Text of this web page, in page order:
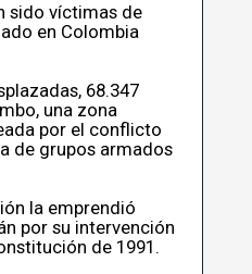
sido víctimas de
en Colombia
68.347
una zona
por el conflicto
de grupos armados
la emprendió
por su intervención
de 1991.